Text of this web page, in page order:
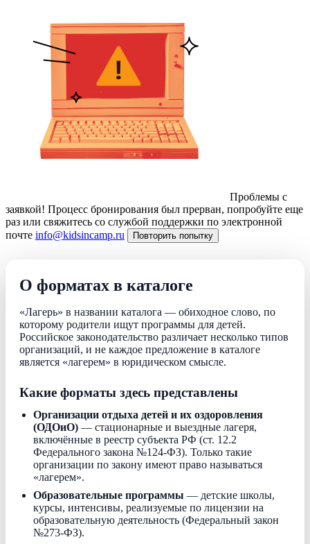
Проблемы с
заявкой! Процесс бронирования был прерван, попробуйте еще
раз или свяжитесь со службой поддержки по электронной
почте info@kidsincamp.ru Повторить попытку
О форматах в каталоге
«Лагерь» в названии каталога — обиходное слово, по
которому родители ищут программы для детей.
Российское законодательство различает несколько типов
организаций, и не каждое предложение в каталоге
является «лагерем» в юридическом смысле.
Какие форматы здесь представлены
Организации отдыха детей и их оздоровления
(ОДОиО) — стационарные и выездные лагеря,
включённые в реестр субъекта РФ (ст. 12.2
Федерального закона №124-ФЗ). Только такие
организации по закону имеют право называться
«лагерем».
Образовательные программы — детские школы,
курсы, интенсивы, реализуемые по лицензии на
образовательную деятельность (Федеральный закон
№273-ФЗ).